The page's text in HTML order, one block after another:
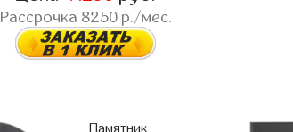
Рассрочка 8250р./мес.
Памятник